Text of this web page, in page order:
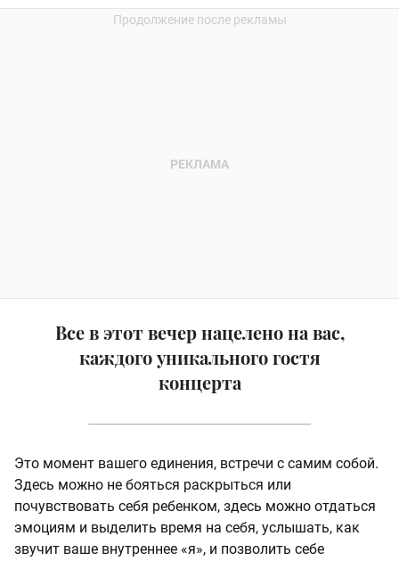
Все в этот вечер нацелено на вас,
каждого уникального гостя
концерта
Это момент вашего единения, встречи с самим собой.
Здесь можно не бояться раскрыться или
почувствовать себя ребенком, здесь можно отдаться
эмоциям и выделить время на себя, услышать, как
звучит ваше внутреннее «я», и позволить себе